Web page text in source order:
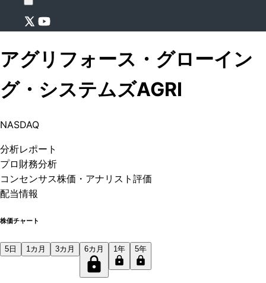
アグリフォース・グローイン
グ・システムズAGRI
NASDAQ
分析レポート
プロ 財務分析
コンセンサス株価 ・アナリスト評価
配当情報
株価チャート
5日 1カ月 3カ月 6カ月 1年 5年